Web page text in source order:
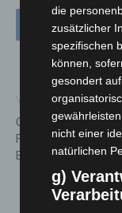
Vorheriger Artikel
Coole T-Shirts für
Engelbostel
die
zusätzlicher
spezifischen
können,
gesondert
nicht einer
natürlichen
g)